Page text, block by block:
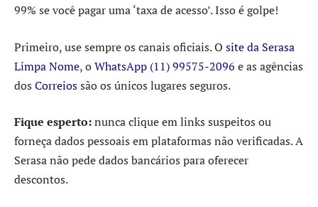
99% se você pagar uma ‘taxa de acesso’. Isso é golpe!
Primeiro, use sempre os canais oficiais. O site da Serasa
Limpa Nome, oWhatsApp (11) 99575-2096 e as agências
dos Correiossão os únicos lugares seguros.
Fique esperto:nunca clique em links suspeitos ou
forneça dados pessoais em plataformas não verificadas. A
Serasa não pede dados bancários para oferecer
descontos.